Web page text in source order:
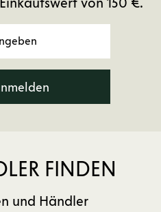
FINDEN
und Händler